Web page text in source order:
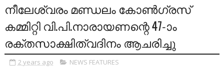
നീലേശ്വരം മണ്ഡലം കോണ്‍ഗ്രസ്‌
കമ്മിറ്റി വി.പി.നാരായണന്റെ 47-ാം
രക്തസാക്ഷിത്വദിനം ആചരിച്ചു
2 years ago NEWS FEATURES